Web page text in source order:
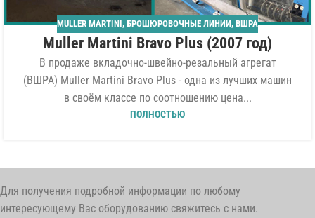
MULLER MARTINI, БРОШЮРОВОЧНЫЕ ЛИНИИ, ВШРА
Muller Martini Bravo Plus (2007 год)
В продаже вкладочно-швейно-резальный агрегат
(ВШРА) Muller Martini Bravo Plus - одна из лучших машин
в своём классе по соотношению цена...
ПОЛНОСТЬЮ
Для получения подробной информации по любому
интересующему Вас оборудованию свяжитесь с нами.